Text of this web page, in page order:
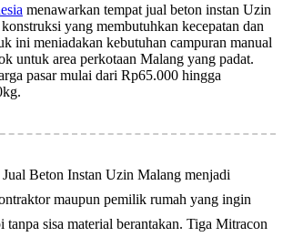
menawarkan tempat jual beton instan Uzin
yang membutuhkan kecepatan dan
ini meniadakan kebutuhan campuran manual
untuk area perkotaan Malang yang padat.
pasar mulai dari Rp65.000 hingga
Beton Instan Uzin Malang menjadi
maupun pemilik rumah yang ingin
tanpa sisa material berantakan. Tiga Mitracon